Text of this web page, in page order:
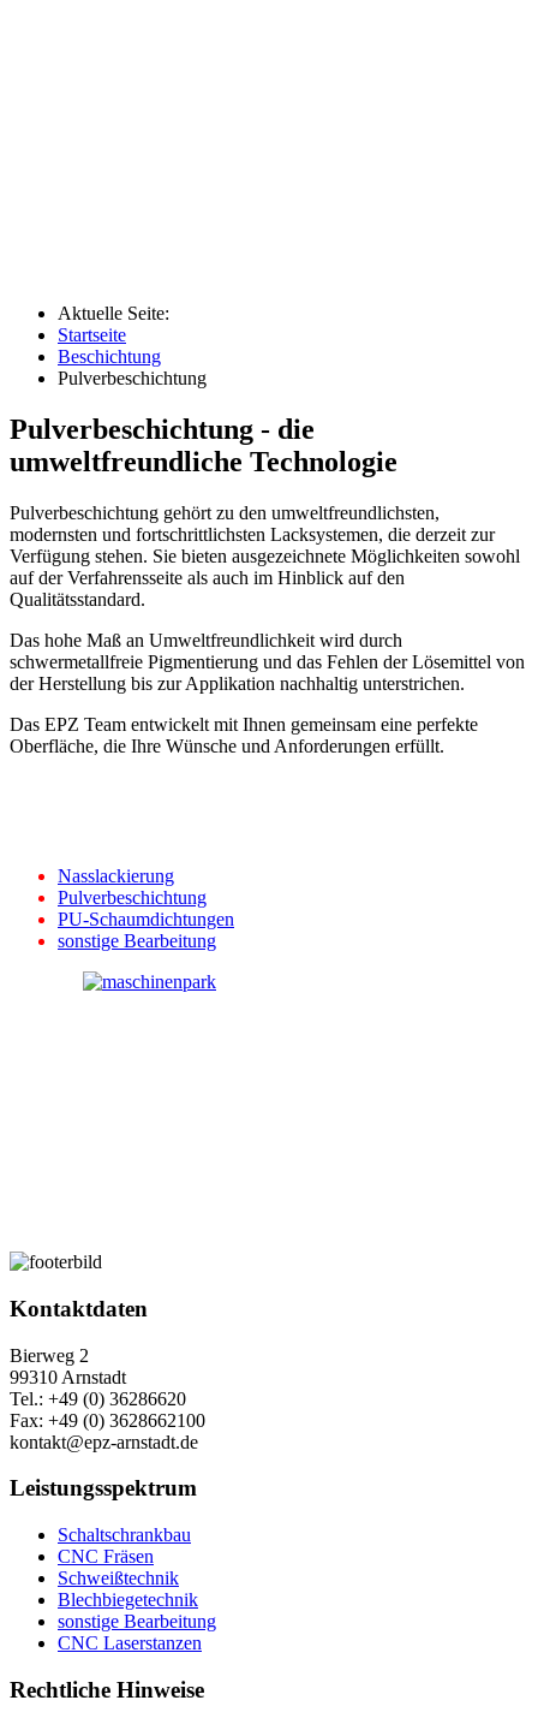
Aktuelle Seite:
Startseite
Beschichtung
Pulverbeschichtung
Pulverbeschichtung - die
umweltfreundliche Technologie
Pulverbeschichtung gehört zu den umweltfreundlichsten,
modernsten und fortschrittlichsten Lacksystemen, die derzeit zur
Verfügung stehen. Sie bieten ausgezeichnete Möglichkeiten sowohl
auf der Verfahrensseite als auch im Hinblick auf den
Qualitätsstandard.
Das hohe Maß an Umweltfreundlichkeit wird durch
schwermetallfreie Pigmentierung und das Fehlen der Lösemittel von
der Herstellung bis zur Applikation nachhaltig unterstrichen.
Das EPZ Team entwickelt mit Ihnen gemeinsam eine perfekte
Oberfläche, die Ihre Wünsche und Anforderungen erfüllt.
Nasslackierung
Pulverbeschichtung
PU-Schaumdichtungen
sonstige Bearbeitung
Kontaktdaten
Bierweg 2
99310 Arnstadt
Tel.: +49 (0) 36286620
Fax: +49 (0) 3628662100
kontakt@epz-arnstadt.de
Leistungsspektrum
Schaltschrankbau
CNC Fräsen
Schweißtechnik
Blechbiegetechnik
sonstige Bearbeitung
CNC Laserstanzen
Rechtliche Hinweise